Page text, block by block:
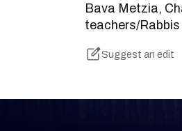
Bava Metzia,
teachers/Rabbis
Suggest an edit
Keep